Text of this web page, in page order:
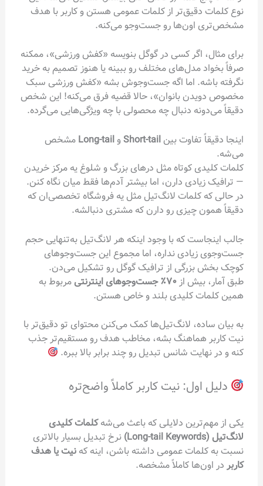
نوع کلمات دقیق‌تر از کلمات عمومی هستن و کاربر با هدف
مشخص‌تری اون‌ها رو جست‌وجو می‌کنه.
برای مثال، اگر کسی در گوگل بنویسه «کفش ورزشی»، ممکنه
صرفاً بخواد مدل‌های مختلف رو ببینه یا هنوز تصمیم به خرید
نگرفته باشه. اما اگه جست‌وجوش بشه «کفش ورزشی سبک
مخصوص دویدن بانوان»، حالا قضیه فرق می‌کنه! این شخص
دقیقاً می‌دونه دنبال چه محصولی با چه ویژگی‌هایی می‌گرده.
اینجا دقیقاً تفاوت بین Short-tailو Long-tail مشخص
می‌شه.
کلمات کلیدی کوتاه مثل درهای بزرگ و شلوغ یه مرکز خریدن
— ترافیک زیادی دارن، اما بیشتر آدم‌ها فقط میان نگاه کنن.
در حالی که کلمات لانگ‌تیل مثل یه فروشگاه تخصصی‌ان که
دقیقاً همون چیزی رو دارن که مشتری دنبالشه.
جالب اینجاست که با وجود اینکه هر لانگ‌تیل به‌تنهایی حجم
جست‌وجوی زیادی نداره، اما مجموع این جست‌وجوهای
کوچک بخش بزرگی از ترافیک گوگل رو تشکیل می‌دن.
طبق آمار، بیش از ۷۰٪ جست‌وجوهای اینترنتی
مربوط به
همین کلمات کلیدی بلند و خاص هستن.
به بیان ساده، لانگ‌تیل‌ها کمک می‌کنن محتوای تو دقیق‌تر با
نیت کاربر هماهنگ بشه، مخاطب هدف رو مستقیم‌تر جذب
کنه و در نهایت شانس تبدیل رو چند برابر بالا ببره.
دلیل اول: نیت کاربر کاملاً واضح‌تره
یکی از مهم‌ترین دلایلی که باعث می‌شهکلمات کلیدی
لانگ‌تیل (Long-tail Keywords)
نرخ تبدیل بسیار بالاتری
نسبت به کلمات عمومی داشته باشن، اینه که نیت یا هدف
کاربردر اون‌ها کاملاً مشخصه.